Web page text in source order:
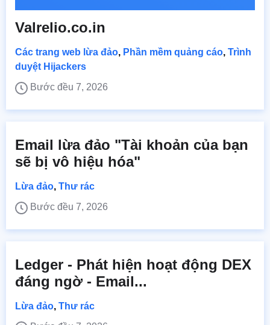
Valrelio.co.in
Các trang web lừa đảo, Phần mềm quảng cáo, Trình
duyệt Hijackers
Bước đều 7, 2026
Email lừa đảo "Tài khoản của bạn
sẽ bị vô hiệu hóa"
Lừa đảo, Thư rác
Bước đều 7, 2026
Ledger - Phát hiện hoạt động DEX
đáng ngờ - Email...
Lừa đảo, Thư rác